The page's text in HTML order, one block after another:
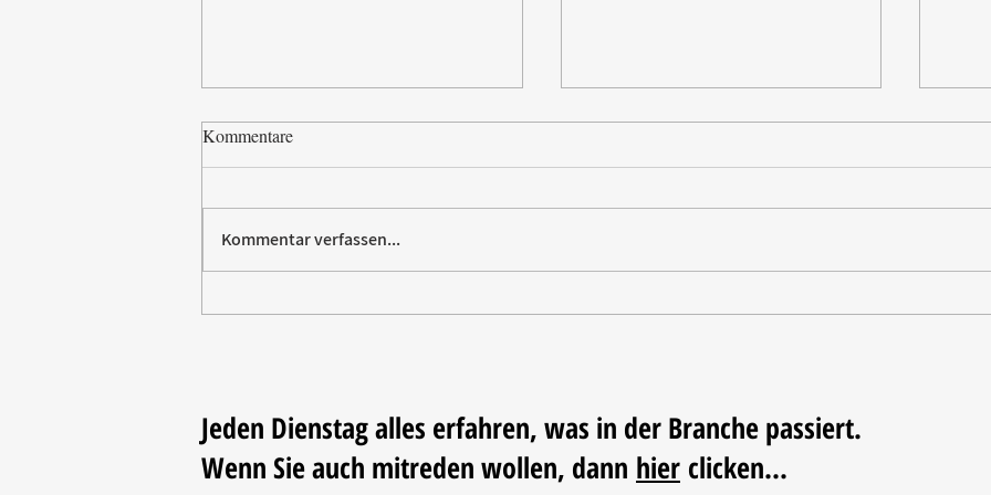
Kommentare
Kommentar verfassen...
Jeden Dienstag alles erfahren, was in der Branche passiert.
Wenn Sie auch mitreden wollen, dann hier clicken...